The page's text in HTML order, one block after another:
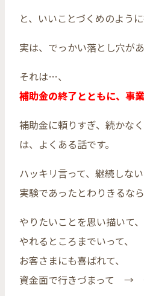
と、いいことづくめのよう
実は、でっかい落とし穴があ
それは…、
補助金の終了とともに、事
補助金に頼りすぎ、続かな
は、よくある話です。
ハッキリ言って、継続しな
実験であったとわりきるな
やりたいことを思い描いて、
やれるところまでいって、
お客さまにも喜ばれて、
資金面で行きづまって →